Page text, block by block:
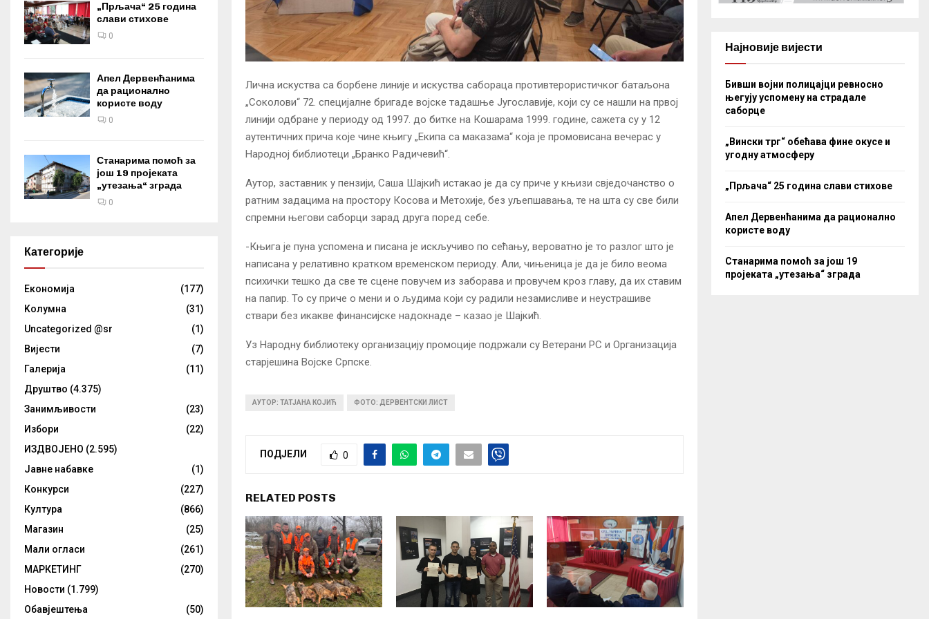
Лична искуства са борбене линије и искуства сабораца противтерористичког батаљона
„Соколови“ 72. специјалне бригаде војске тадашње Југославије, који су се нашли на првој
линији одбране у периоду од 1997. до битке на Кошарама 1999. године, сажета су у 12
аутентичних прича које чине књигу „Екипа са маказама“ која је промовисана вечерас у
Народној библиотеци „Бранко Радичевић“.
Аутор, заставник у пензији, Саша Шајкић истакао је да су приче у књизи свједочанство о
ратним задацима на простору Косова и Метохије, без уљепшавања, те на шта су све били
спремни његови саборци зарад друга поред себе.
-Књига је пуна успомена и писана је искључиво по сећању, вероватно је то разлог што је
написана у релативно кратком временском периоду. Али, чињеница је да је било веома
психички тешко да све те сцене повучем из заборава и провучем кроз главу, да их ставим
на папир. То су приче о мени и о људима који су радили незамисливе и неустрашиве
ствари без икакве финансијске надокнаде – казао је Шајкић.
Уз Народну библиотеку организацију промоције подржали су Ветерани РС и Организација
старјешина Војске Српске.
АУТОР: ТАТЈАНА КОЈИЋ ФОТО: ДЕРВЕНТСКИ ЛИСТ
ПОДЈЕЛИ 0
RELATED POSTS
„Прљача“ 25 година
слави стихове
0
Апел Дервенћанима
да рационално
користе воду
0
Станарима помоћ за
још 19 пројеката
„утезања“ зграда
0
Категорије
Eкономија
(177)
Kолумнa
(31)
Uncategorized @sr
(1)
Вијести
(7)
Галерија
(11)
Друштво (4.375)
Занимљивости
(23)
Избори
(22)
ИЗДВОЈЕНО (2.595)
Јавне набавке
(1)
Конкурси
(227)
Култура
(866)
Магазин
(25)
Мали огласи
(261)
МАРКЕТИНГ
(270)
Новости (1.799)
Обавјештења
(50)
Најновије вијести
Бивши војни полицајци ревносно
његују успомену на страдале
саборце
„Вински трг“ обећава фине окусе и
угодну атмосферу
„Прљача“ 25 година слави стихове
Апел Дервенћанима да рационално
користе воду
Станарима помоћ за још 19
пројеката „утезања“ зграда